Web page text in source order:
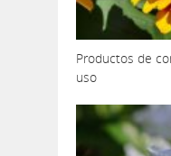
Productos de
uso